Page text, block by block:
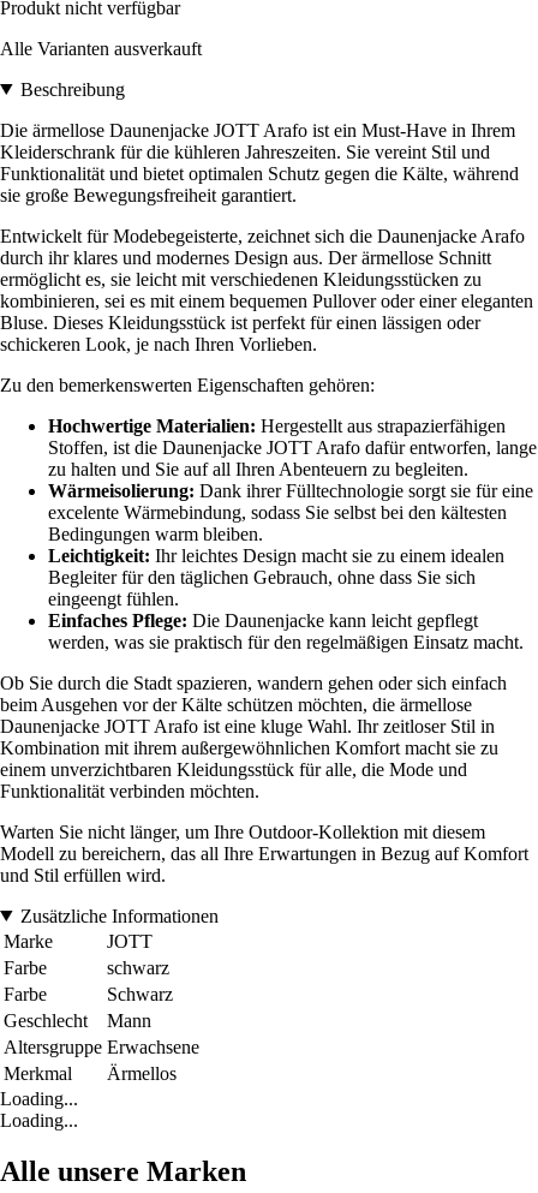
Produkt nicht verfügbar
Alle Varianten ausverkauft
Beschreibung
Die ärmellose Daunenjacke JOTT Arafo ist ein Must-Have in Ihrem
Kleiderschrank für die kühleren Jahreszeiten. Sie vereint Stil und
Funktionalität und bietet optimalen Schutz gegen die Kälte, während
sie große Bewegungsfreiheit garantiert.
Entwickelt für Modebegeisterte, zeichnet sich die Daunenjacke Arafo
durch ihr klares und modernes Design aus. Der ärmellose Schnitt
ermöglicht es, sie leicht mit verschiedenen Kleidungsstücken zu
kombinieren, sei es mit einem bequemen Pullover oder einer eleganten
Bluse. Dieses Kleidungsstück ist perfekt für einen lässigen oder
schickeren Look, je nach Ihren Vorlieben.
Zu den bemerkenswerten Eigenschaften gehören:
Hochwertige Materialien: Hergestellt aus strapazierfähigen
Stoffen, ist die Daunenjacke JOTT Arafo dafür entworfen, lange
zu halten und Sie auf all Ihren Abenteuern zu begleiten.
Wärmeisolierung: Dank ihrer Fülltechnologie sorgt sie für eine
excelente Wärmebindung, sodass Sie selbst bei den kältesten
Bedingungen warm bleiben.
Leichtigkeit: Ihr leichtes Design macht sie zu einem idealen
Begleiter für den täglichen Gebrauch, ohne dass Sie sich
eingeengt fühlen.
Einfaches Pflege: Die Daunenjacke kann leicht gepflegt
werden, was sie praktisch für den regelmäßigen Einsatz macht.
Ob Sie durch die Stadt spazieren, wandern gehen oder sich einfach
beim Ausgehen vor der Kälte schützen möchten, die ärmellose
Daunenjacke JOTT Arafo ist eine kluge Wahl. Ihr zeitloser Stil in
Kombination mit ihrem außergewöhnlichen Komfort macht sie zu
einem unverzichtbaren Kleidungsstück für alle, die Mode und
Funktionalität verbinden möchten.
Warten Sie nicht länger, um Ihre Outdoor-Kollektion mit diesem
Modell zu bereichern, das all Ihre Erwartungen in Bezug auf Komfort
und Stil erfüllen wird.
Zusätzliche Informationen
Marke
JOTT
Farbe
schwarz
Farbe
Schwarz
Geschlecht
Mann
Altersgruppe Erwachsene
Merkmal
Ärmellos
Loading...
Loading...
Alle unsere Marken